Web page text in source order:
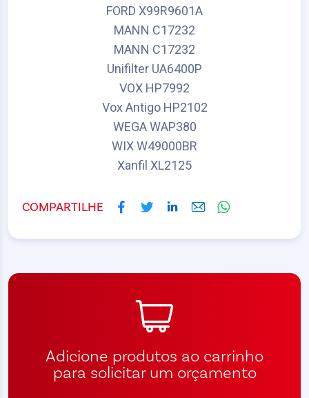
FORD X99R9601A
MANN C17232
MANN C17232
Unifilter UA6400P
VOX HP7992
Vox Antigo HP2102
WEGA WAP380
WIX W49000BR
Xanfil XL2125
COMPARTILHE
Adicione produtos ao carrinho
para solicitar um orçamento